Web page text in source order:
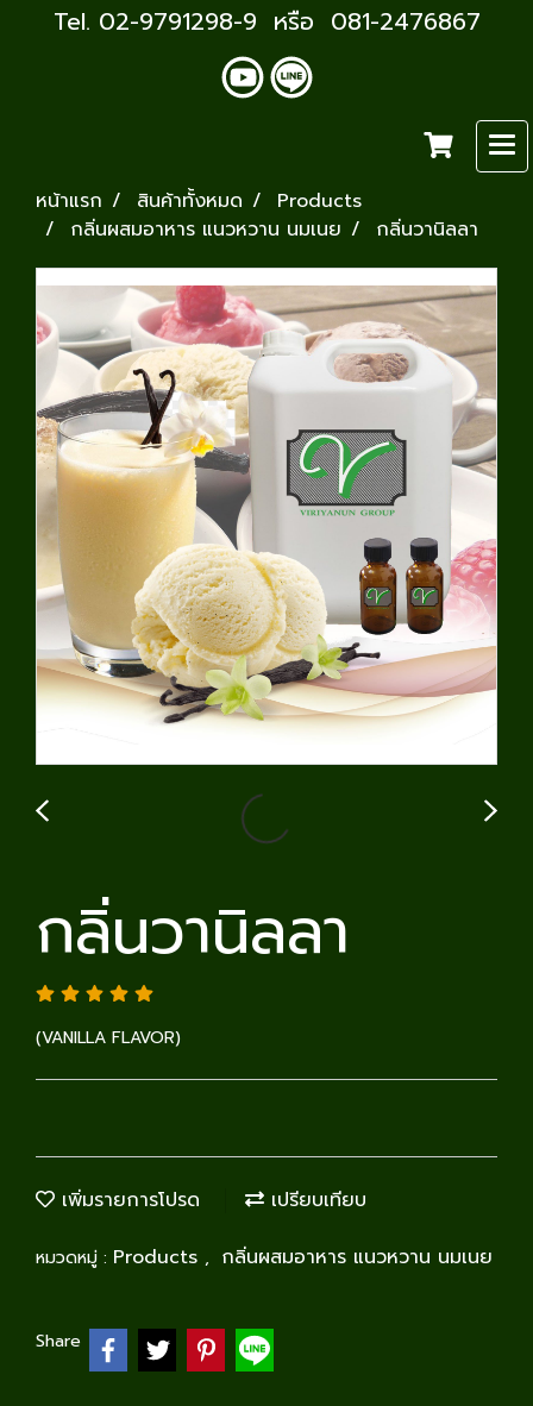
Tel. 02-9791298-9 หรือ 081-2476867
หน้าแรก สินค้าทั้งหมด
Products
กลิ่นผสมอาหาร แนวหวาน นมเนย
กลิ่นวานิลลา
กลิ่นวานิลลา
(VANILLA FLAVOR)
เพิ่มรายการโปรด เปรียบเทียบ
หมวดหมู่ : Products , กลิ่นผสมอาหาร แนวหวาน นมเนย
Share